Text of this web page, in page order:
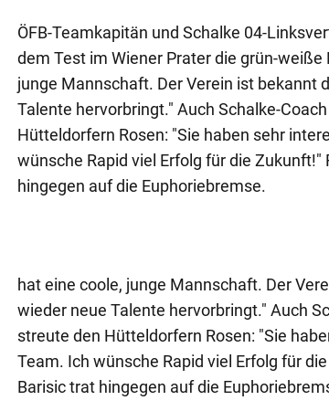
ÖFB-Teamkapitän und Schalke 04-
dem Test im Wiener Prater die grün-
junge Mannschaft. Der Verein ist bekannt
Talente hervorbringt." Auch Schalke-
Hütteldorfern Rosen: "Sie haben sehr
wünsche Rapid viel Erfolg für die Zukunft!"
hingegen auf die Euphoriebremse.
hat eine coole, junge Mannschaft. Der
wieder neue Talente hervorbringt." Auch
streute den Hütteldorfern Rosen: "Sie
Team. Ich wünsche Rapid viel Erfolg für
Barisic trat hingegen auf die